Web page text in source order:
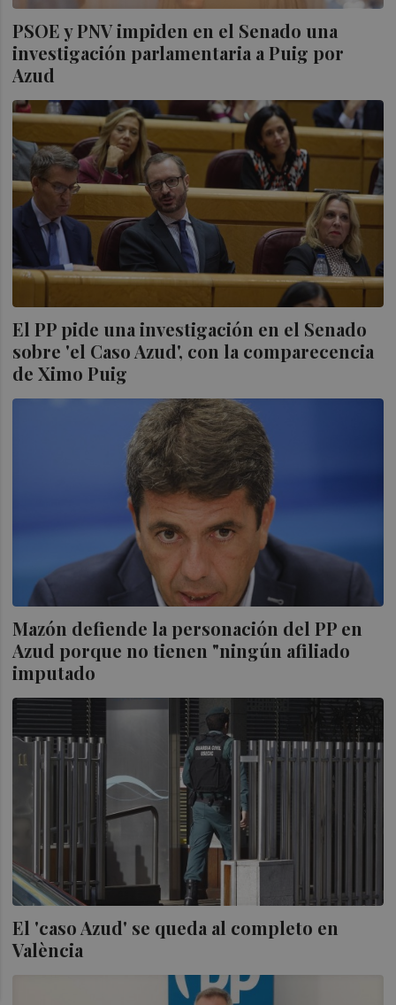
PSOE y PNV impiden en el Senado una
investigación parlamentaria a Puig por
Azud
El PP pide una investigación en el Senado
sobre 'el Caso Azud', con la comparecencia
de Ximo Puig
Mazón defiende la personación del PP en
Azud porque no tienen "ningún afiliado
imputado
El 'caso Azud' se queda al completo en
València